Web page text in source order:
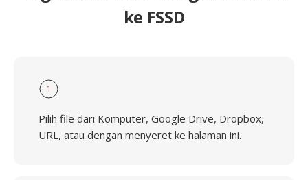
ke FSSD
1
Pilih file dari Komputer, Google Drive, Dropbox,
URL, atau dengan menyeret ke halaman ini.